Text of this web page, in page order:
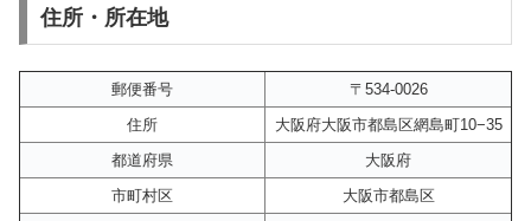
住所・所在地
郵便番号
〒534-0026
住所
大阪府大阪市都島区網島町10−35
都道府県
大阪府
市町村区
大阪市都島区